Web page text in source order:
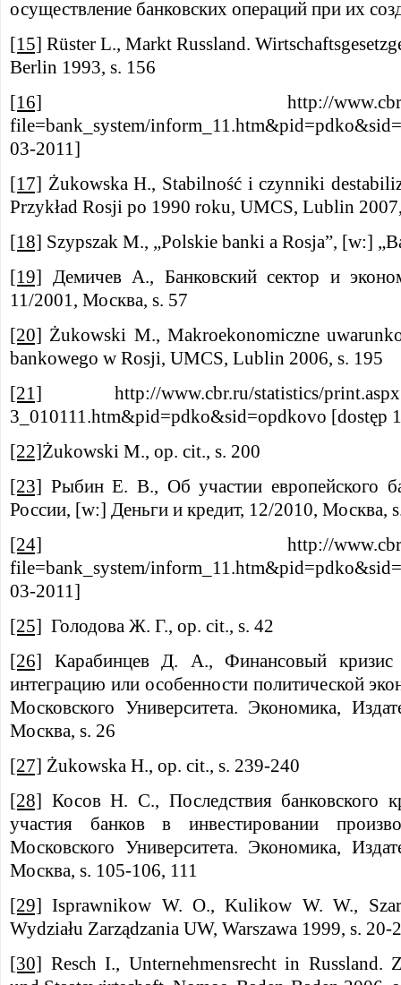
осуществление банковских операций при их
[15] Rüster L., Markt Russland.
Berlin 1993, s. 156
[16]
http://www.cbr.ru/
file=bank_system/
03-2011]
[17] Żukowska H., Stabilność i czynniki
Przykład Rosji po 1990 roku, UMCS, Lublin
[18] Szypszak M., „Polskie banki a Rosja”, [w:]
[19]
Демичев А., Банковский сектор и
11/2001, Москва, s. 57
[20] Żukowski M., Makroekonomiczne
bankowego w Rosji, UMCS, Lublin 2006, s. 195
[21]
http://www.cbr.ru/statistics/
3_010111.htm&pid=pdko&sid=opdkovo [dostęp
[22]Żukowski M., op. cit., s. 200
[23] Рыбин Е. В., Об участии европейского
России, [w:] Деньги и кредит, 12/2010, Москва,
[24]
http://www.cbr.ru/
file=bank_system/
03-2011]
[25] Голодова Ж. Г., op. cit., s. 42
[26]
Карабинцев Д. А., Финансовый
интеграцию или особенности политической
Московского Университета. Экономика,
Москва, s. 26
[27] Żukowska H., op. cit., s. 239-240
[28]
Косов Н. С., Последствия банковского
участия банков в инвестировании
Московского Университета. Экономика,
Москва, s. 105-106, 111
[29]
Isprawnikow W. O., Kulikow W. W.,
Wydziału Zarządzania UW, Warszawa 1999, s. 20-
[30] Resch I., Unternehmensrecht in Russland.